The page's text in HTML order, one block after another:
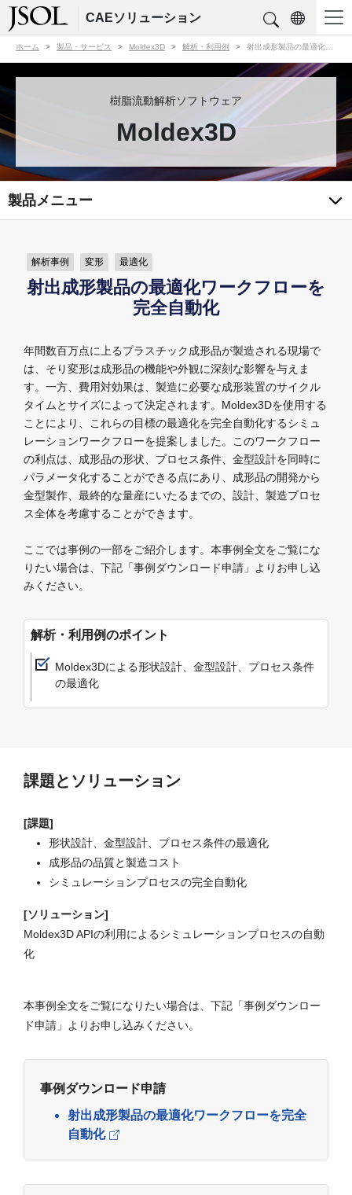
CAEソリューション
ホーム 製品・サービス Moldex3D 解析・利用例 射出成形製品の最適化ワークフローを完全自動化
樹脂流動解析ソフトウェア
Moldex3D
製品メニュー
解析事例 変形 最適化
射出成形製品の最適化ワークフローを
完全自動化
年間数百万点に上るプラスチック成形品が製造される現場で
は、そり変形は成形品の機能や外観に深刻な影響を与えま
す。一方、費用対効果は、製造に必要な成形装置のサイクル
タイムとサイズによって決定されます。Moldex3Dを使用する
ことにより、これらの目標の最適化を完全自動化するシミュ
レーションワークフローを提案しました。このワークフロー
の利点は、成形品の形状、プロセス条件、金型設計を同時に
パラメータ化することができる点にあり、成形品の開発から
金型製作、最終的な量産にいたるまでの、設計、製造プロセ
ス全体を考慮することができます。
ここでは事例の一部をご紹介します。本事例全文をご覧にな
りたい場合は、下記「事例ダウンロード申請」よりお申し込
みください。
解析・利用例のポイント
Moldex3Dによる形状設計、金型設計、プロセス条件
の最適化
課題とソリューション
[課題]
形状設計、金型設計、プロセス条件の最適化
成形品の品質と製造コスト
シミュレーションプロセスの完全自動化
[ソリューション]
Moldex3D APIの利用によるシミュレーションプロセスの自動
化
本事例全文をご覧になりたい場合は、下記「事例ダウンロー
ド申請」よりお申し込みください。
事例ダウンロード申請
射出成形製品の最適化ワークフローを完全
自動化